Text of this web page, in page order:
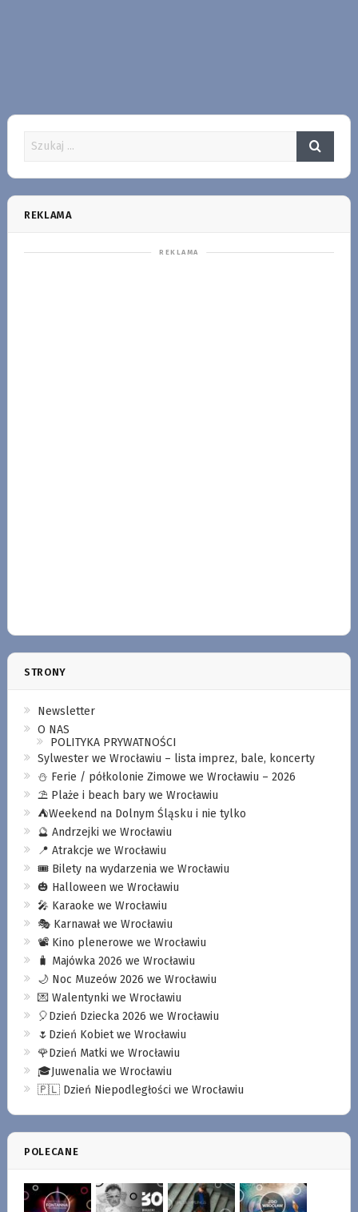
REKLAMA
STRONY
Newsletter
O NAS
POLITYKA PRYWATNOŚCI
Sylwester we Wrocławiu – lista imprez, bale, koncerty
⛄️ Ferie / półkolonie Zimowe we Wrocławiu – 2026
⛱️ Plaże i beach bary we Wrocławiu
⛺️Weekend na Dolnym Śląsku i nie tylko
🔮 Andrzejki we Wrocławiu
📍 Atrakcje we Wrocławiu
🎟️ Bilety na wydarzenia we Wrocławiu
🎃 Halloween we Wrocławiu
🎤 Karaoke we Wrocławiu
🎭 Karnawał we Wrocławiu
📽️ Kino plenerowe we Wrocławiu
🧳 Majówka 2026 we Wrocławiu
🌙 Noc Muzeów 2026 we Wrocławiu
💌 Walentynki we Wrocławiu
🎈Dzień Dziecka 2026 we Wrocławiu
🌷Dzień Kobiet we Wrocławiu
🌹Dzień Matki we Wrocławiu
🎓Juwenalia we Wrocławiu
🇵🇱 Dzień Niepodległości we Wrocławiu
POLECANE